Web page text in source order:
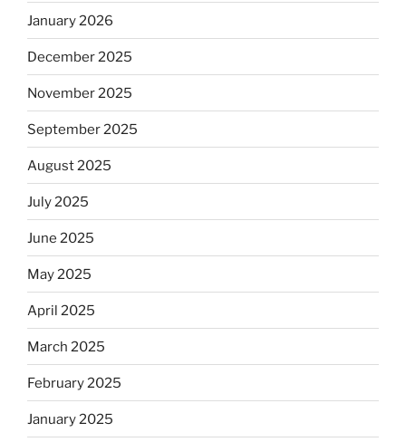
January 2026
December 2025
November 2025
September 2025
August 2025
July 2025
June 2025
May 2025
April 2025
March 2025
February 2025
January 2025